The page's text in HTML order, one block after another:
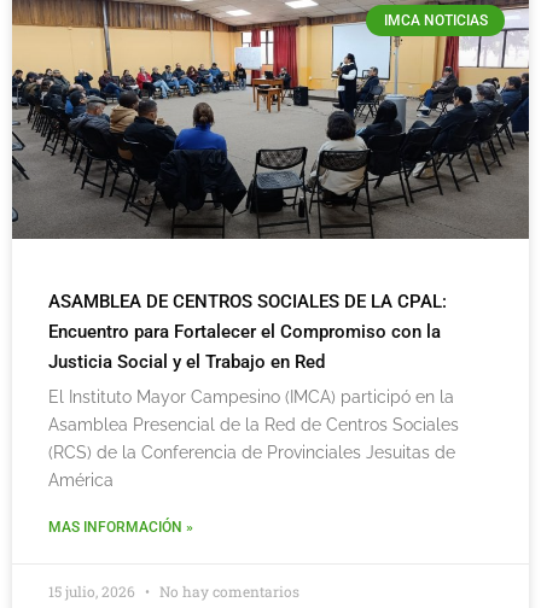
IMCA NOTICIAS
ASAMBLEA DE CENTROS SOCIALES DE LA CPAL:
Encuentro para Fortalecer el Compromiso con la
Justicia Social y el Trabajo en Red
El Instituto Mayor Campesino (IMCA) participó en la
Asamblea Presencial de la Red de Centros Sociales
(RCS) de la Conferencia de Provinciales Jesuitas de
América
MAS INFORMACIÓN »
15 julio, 2026 No hay comentarios